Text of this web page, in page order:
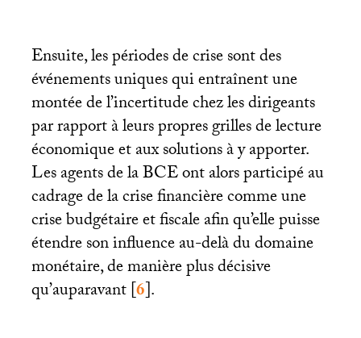
Ensuite, les périodes de crise sont des
événements uniques qui entraînent une
montée de l’incertitude chez les dirigeants
par rapport à leurs propres grilles de lecture
économique et aux solutions à y apporter.
Les agents de laBCEont alors participé au
cadrage de la crise financière comme une
crise budgétaire et fiscale afin qu’elle puisse
étendre son influence au-delà du domaine
monétaire, de manière plus décisive
qu’auparavant[6].